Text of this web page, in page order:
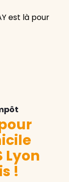
est là pour
Lyon
!